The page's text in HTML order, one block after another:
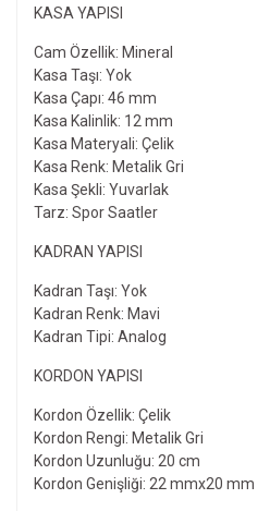
KASA YAPISI
Cam Özellik: Mineral
Kasa Taşı: Yok
Kasa Çapı: 46 mm
Kasa Kalinlik: 12 mm
Kasa Materyali: Çelik
Kasa Renk: Metalik Gri
Kasa Şekli: Yuvarlak
Tarz: Spor Saatler
KADRAN YAPISI
Kadran Taşı: Yok
Kadran Renk: Mavi
Kadran Tipi: Analog
KORDON YAPISI
Kordon Özellik: Çelik
Kordon Rengi: Metalik Gri
Kordon Uzunluğu: 20 cm
Kordon Genişliği: 22 mmx20 mm